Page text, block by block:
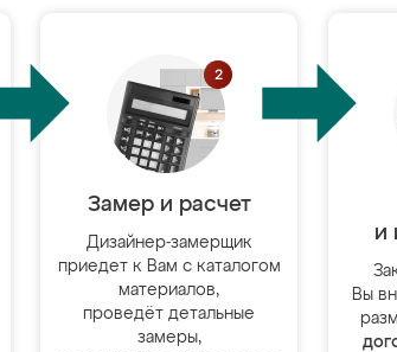
Замер и расчет
Дизайнер-замерщик
приедет к Вам с каталогом
материалов,
проведёт детальные
замеры,
и
Вы